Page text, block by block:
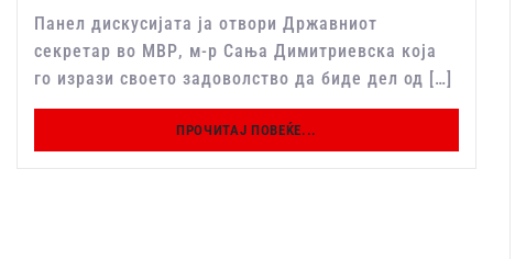
Панел дискусијата ја отвори Државниот
секретар во МВР, м-р Сања Димитриевска која
го изрази своето задоволство да биде дел од […]
ПРОЧИТАЈ ПОВЕЌЕ...